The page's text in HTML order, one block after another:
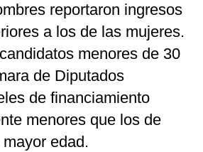
reportaron ingresos
a los de las mujeres.
menores de 30
de Diputados
de financiamiento
menores que los de
edad.